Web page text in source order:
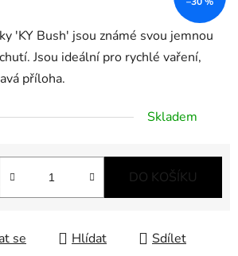
'KY Bush' jsou známé svou jemnou
Jsou ideální pro rychlé vaření,
příloha.
Skladem
DO KOŠÍKU
se Hlídat Sdílet